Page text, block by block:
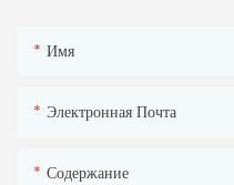
Имя
Электронная Почта
Содержание